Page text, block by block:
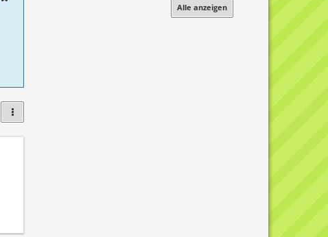
Alle anzeigen